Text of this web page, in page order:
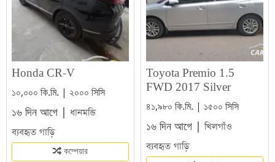
Honda CR-V
১০,০০০ কি.মি. | ২০০০ সিসি
১৬ দিন আগে | ধানমন্ডি
ব্যবহৃত গাড়ি
কম্পেয়ার
Toyota Premio 1.5
FWD 2017 Silver
৪১,৯৮০ কি.মি. | ১৫০০ সিসি
১৬ দিন আগে |খিলগাঁও
ব্যবহৃত গাড়ি